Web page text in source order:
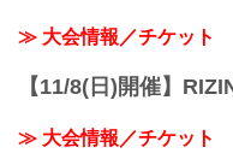
≫ 大会情報／チケット
【11/8(日)開催】
≫ 大会情報／チケット